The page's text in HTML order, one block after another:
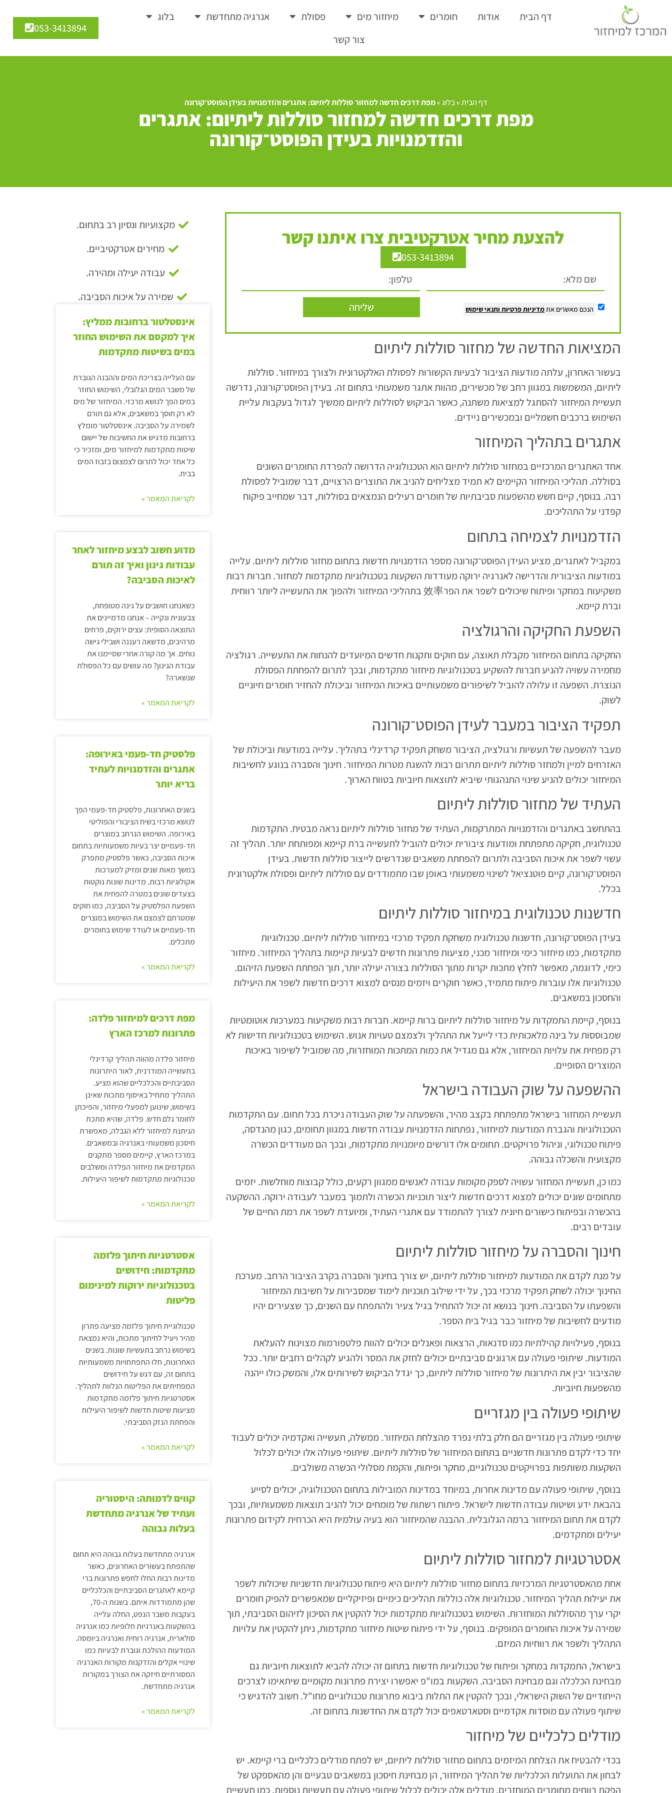
דף הבית אודות חומרים מיחזור מים פסולת אנרגיה מתחדשת
בלוג
צור קשר
053-3413894
דף הבית»בלוג»מפת דרכים חדשה למחזור סוללות ליתיום: אתגרים והזדמנויות בעידן הפוסט־קורונה
מפת דרכים חדשה למחזור סוללות ליתיום: אתגרים
והזדמנויות בעידן הפוסט־קורונה
להצעת מחיר אטרקטיבית צרו איתנו קשר
053-3413894
הנכם מאשרים אתמדיניות פרטיות ותנאי שימוש שליחה
המציאות החדשה של מחזור סוללות ליתיום
בעשור האחרון, עלתה מודעות הציבור לבעיות הקשורות לפסולת האלקטרונית ולצורך במיחזור. סוללות
ליתיום, המשמשות במגוון רחב של מכשירים, מהוות אתגר משמעותי בתחום זה. בעידן הפוסט־קורונה, נדרשה
תעשיית המיחזור להסתגל למציאות משתנה, כאשר הביקוש לסוללות ליתיום ממשיך לגדול בעקבות עליית
השימוש ברכבים חשמליים ובמכשירים ניידים.
אתגרים בתהליך המיחזור
אחד האתגרים המרכזיים במחזור סוללות ליתיום הוא הטכנולוגיה הדרושה להפרדת החומרים השונים
בסוללה. תהליכי המיחזור הקיימים לא תמיד מצליחים להניב את התוצרים הרצויים, דבר שמוביל לפסולת
רבה. בנוסף, קיים חשש מהשפעות סביבתיות של חומרים רעילים הנמצאים בסוללות, דבר שמחייב פיקוח
קפדני על התהליכים.
הזדמנויות לצמיחה בתחום
במקביל לאתגרים, מציע העידן הפוסט־קורונה מספר הזדמנויות חדשות בתחום מחזור סוללות ליתיום. עלייה
במודעות הציבורית והדרישה לאנרגיה ירוקה מעודדות השקעות בטכנולוגיות מתקדמות למחזור. חברות רבות
משקיעות במחקר ופיתוח שיכולים לשפר את הפר效率 בתהליכי המיחזור ולהפוך את התעשייה ליותר רווחית
וברת קיימא.
השפעת החקיקה והרגולציה
החקיקה בתחום המיחזור מקבלת תאוצה, עם חוקים ותקנות חדשים המיועדים להנחות את התעשייה. רגולציה
מחמירה עשויה להניע חברות להשקיע בטכנולוגיות מיחזור מתקדמות, ובכך לתרום להפחתת הפסולת
הנוצרת. השפעה זו עלולה להוביל לשיפורים משמעותיים באיכות המיחזור וביכולת להחזיר חומרים חיוניים
לשוק.
תפקיד הציבור במעבר לעידן הפוסט־קורונה
מעבר להשפעה של תעשיות ורגולציה, הציבור משחק תפקיד קרדינלי בתהליך. עלייה במודעות וביכולת של
האזרחים למיין ולמחזר סוללות ליתיום תתרום רבות להשגת מטרות המיחזור. חינוך והסברה בנוגע לחשיבות
המיחזור יכולים להניע שינוי התנהגותי שיביא לתוצאות חיוביות בטווח הארוך.
העתיד של מחזור סוללות ליתיום
בהתחשב באתגרים והזדמנויות המתרקמות, העתיד של מחזור סוללות ליתיום נראה מבטיח. התקדמות
טכנולוגית, חקיקה מתפתחת ומודעות ציבורית יכולים להוביל לתעשייה ברת קיימא ומפותחת יותר. תהליך זה
עשוי לשפר את איכות הסביבה ולתרום להפחתת משאבים שנדרשים לייצור סוללות חדשות. בעידן
הפוסט־קורונה, קיים פוטנציאל לשינוי משמעותי באופן שבו מתמודדים עם סוללות ליתיום ופסולת אלקטרונית
בכלל.
חדשנות טכנולוגית במיחזור סוללות ליתיום
בעידן הפוסט־קורונה, חדשנות טכנולוגית משחקת תפקיד מרכזי במיחזור סוללות ליתיום. טכנולוגיות
מתקדמות, כמו מיחזור כימי ומיחזור מכני, מציעות פתרונות חדשים לבעיות קיימות בתהליך המיחזור. מיחזור
כימי, לדוגמה, מאפשר לחלץ מתכות יקרות מתוך הסוללות בצורה יעילה יותר, תוך הפחתת השפעת הזיהום.
טכנולוגיות אלו עוברות פיתוח מתמיד, כאשר חוקרים ויזמים מנסים למצוא דרכים חדשות לשפר את היעילות
והחסכון במשאבים.
בנוסף, קיימת התמקדות על מיחזור סוללות ליתיום ברות קיימא. חברות רבות משקיעות במערכות אוטומטיות
שמבוססות על בינה מלאכותית כדי לייעל את התהליך ולצמצם טעויות אנוש. השימוש בטכנולוגיות חדישות לא
רק מפחית את עלויות המיחזור, אלא גם מגדיל את כמות המתכות המוחזרות, מה שמוביל לשיפור באיכות
המוצרים הסופיים.
ההשפעה על שוק העבודה בישראל
תעשיית המחזור בישראל מתפתחת בקצב מהיר, והשפעתה על שוק העבודה ניכרת בכל תחום. עם התקדמות
הטכנולוגיות והגברת המודעות למיחזור, נפתחות הזדמנויות עבודה חדשות במגוון תחומים, כגון מהנדסה,
פיתוח טכנולוגי, וניהול פרויקטים. תחומים אלו דורשים מיומנויות מתקדמות, ובכך הם מעודדים הכשרה
מקצועית והשכלה גבוהה.
כמו כן, תעשיית המחזור עשויה לספק מקומות עבודה לאנשים ממגוון רקעים, כולל קבוצות מוחלשות. יזמים
מתחומים שונים יכולים למצוא דרכים חדשות ליצור תוכניות הכשרה ולתמוך במעבר לעבודה ירוקה. ההשקעה
בהכשרה ובפיתוח כישורים חיונית לצורך להתמודד עם אתגרי העתיד, ומיועדת לשפר את רמת החיים של
עובדים רבים.
חינוך והסברה על מיחזור סוללות ליתיום
על מנת לקדם את המודעות למיחזור סוללות ליתיום, יש צורך בחינוך והסברה בקרב הציבור הרחב. מערכת
החינוך יכולה לשחק תפקיד מרכזי בכך, על ידי שילוב תוכניות לימוד שמסבירות על חשיבות המיחזור
והשפעתו על הסביבה. חינוך בנושא זה יכול להתחיל בגיל צעיר ולהתפתח עם השנים, כך שצעירים יהיו
מודעים לחשיבות של מיחזור כבר בגיל בית הספר.
בנוסף, פעילויות קהילתיות כמו סדנאות, הרצאות ופאנלים יכולים להוות פלטפורמות מצוינות להעלאת
המודעות. שיתופי פעולה עם ארגונים סביבתיים יכולים לחזק את המסר ולהגיע לקהלים רחבים יותר. ככל
שהציבור יבין את היתרונות של מיחזור סוללות ליתיום, כך יגדל הביקוש לשירותים אלו, והמשק כולו ייהנה
מהשפעות חיוביות.
שיתופי פעולה בין מגזריים
שיתופי פעולה בין מגזריים הם חלק בלתי נפרד מהצלחת המיחזור. ממשלה, תעשייה ואקדמיה יכולים לעבוד
יחד כדי לקדם פתרונות חדשניים בתחום המיחזור של סוללות ליתיום. שיתופי פעולה אלו יכולים לכלול
השקעות משותפות בפרויקטים טכנולוגיים, מחקר ופיתוח, והקמת מסלולי הכשרה משולבים.
בנוסף, שיתופי פעולה עם מדינות אחרות, במיוחד במדינות המובילות בתחום הטכנולוגיה, יכולים לסייע
בהבאת ידע ושיטות עבודה חדשות לישראל. פיתוח רשתות של מומחים יכול להניב תוצאות משמעותיות, ובכך
לקדם את תחום המיחזור ברמה הגלובלית. ההבנה שהמיחזור הוא בעיה עולמית היא הכרחית לקידום פתרונות
יעילים ומתקדמים.
אסטרטגיות למחזור סוללות ליתיום
אחת מהאסטרטגיות המרכזיות בתחום מחזור סוללות ליתיום היא פיתוח טכנולוגיות חדשניות שיכולות לשפר
את יעילות תהליך המיחזור. טכנולוגיות אלה כוללות תהליכים כימיים ופיזיקליים שמאפשרים להפיק חומרים
יקרי ערך מהסוללות המוחזרות. השימוש בטכנולוגיות מתקדמות יכול להקטין את הסיכון לזיהום הסביבתי, תוך
שמירה על איכות החומרים המופקים. בנוסף, על ידי פיתוח שיטות מיחזור מתקדמות, ניתן להקטין את עלויות
התהליך ולשפר את רווחיות המיזם.
בישראל, התמקדות במחקר ופיתוח של טכנולוגיות חדשות בתחום זה יכולה להביא לתוצאות חיוביות גם
מבחינת הכלכלה וגם מבחינת הסביבה. השקעות במו"פ יאפשרו יצירת פתרונות מקומיים שיתאימו לצרכים
הייחודיים של השוק הישראלי, ובכך להקטין את התלות ביבוא פתרונות טכנולוגיים מחו"ל. חשוב להדגיש כי
שיתוף פעולה עם מוסדות אקדמיים וסטארטאפים יכול לקדם את החדשנות בתחום זה.
מודלים כלכליים של מיחזור
בכדי להבטיח את הצלחת המיזמים בתחום מחזור סוללות ליתיום, יש לפתח מודלים כלכליים ברי קיימא. יש
לבחון את התועלות הכלכליות של תהליך המיחזור, הן מבחינת חיסכון במשאבים טבעיים והן מהאספקט של
הפקת רווחים מחומרים המוחזרים. מודלים אלה יכולים לכלול שיתופי פעולה עם תעשיות נוספות, כמו תעשיית
מקצועיות ונסיון רב בתחום.
מחירים אטרקטיביים.
עבודה יעילה ומהירה.
שמירה על איכות הסביבה.
אינסטלטור ברחובות ממליץ:
איך למקסם את השימוש החוזר
במים בשיטות מתקדמות
עם העלייה בצריכת המים וההבנה הגוברת
של משבר המים הגלובלי, השימוש החוזר
במים הפך לנושא מרכזי. המיחזור של מים
לא רק חוסך במשאבים, אלא גם תורם
לשמירה על הסביבה. אינסטלטור מומלץ
ברחובות מדגיש את החשיבות של יישום
שיטות מתקדמות למיחזור מים, ומזכיר כי
כל אחד יכול לתרום לצמצום בזבוז המים
בבית.
לקריאת המאמר »
מדוע חשוב לבצע מיחזור לאחר
עבודות גינון ואיך זה תורם
לאיכות הסביבה?
כשאנחנו חושבים על גינה מטופחת,
צבעונית ונקייה – אנחנו מדמיינים את
התוצאה הסופית: עצים ירוקים, פרחים
מרהיבים, מדשאה רעננה ושבילי גישה
נוחים. אך מה קורה אחרי שסיימנו את
עבודת הגינון? מה עושים עם כל הפסולת
שנשארה?
לקריאת המאמר »
פלסטיק חד-פעמי באירופה:
אתגרים והזדמנויות לעתיד
בריא יותר
בשנים האחרונות, פלסטיק חד-פעמי הפך
לנושא מרכזי בשיח הציבורי והפוליטי
באירופה. השימוש הנרחב במוצרים
חד-פעמיים יצר בעיות משמעותיות בתחום
איכות הסביבה, כאשר פלסטיק מתפרק
במשך מאות שנים ומזיק למערכות
אקולוגיות רבות. מדינות שונות נוקטות
בצעדים שונים במטרה להפחית את
השפעת הפלסטיק על הסביבה, כמו חוקים
שמטרתם לצמצם את השימוש במוצרים
חד-פעמיים או לעודד שימוש בחומרים
מתכלים.
לקריאת המאמר »
מפת דרכים למיחזור פלדה:
פתרונות למרכז הארץ
מיחזור פלדה מהווה תהליך קרדינלי
בתעשייה המודרנית, לאור היתרונות
הסביבתיים והכלכליים שהוא מציע.
התהליך מתחיל באיסוף מתכות שאינן
בשימוש, שינוען למפעלי מיחזור, והפיכתן
לחומר גלם חדש. פלדה, שהיא מתכת
הניתנת למיחזור ללא הגבלה, מאפשרת
חיסכון משמעותי באנרגיה ובמשאבים.
במרכז הארץ, קיימים מספר מתקנים
המקדמים את מיחזור הפלדה ומשלבים
טכנולוגיות מתקדמות לשיפור היעילות.
לקריאת המאמר »
אסטרטגיות חיתוך פלזמה
מתקדמות: חידושים
בטכנולוגיות ירוקות למינימום
פליטות
טכנולוגיית חיתוך פלזמה מציעה פתרון
מהיר ויעיל לחיתוך מתכות, והיא נמצאת
בשימוש נרחב בתעשיות שונות. בשנים
האחרונות, חלו התפתחויות משמעותיות
בתחום זה, עם דגש על חידושים
המפחיתים את הפליטות הנלוות לתהליך.
אסטרטגיות חיתוך פלזמה מתקדמות
מציעות שיטות חדשות לשיפור היעילות
והפחתת הנזק הסביבתי.
לקריאת המאמר »
קווים לדמותה: היסטוריה
ועתיד של אנרגיה מתחדשת
בעלות גבוהה
אנרגיה מתחדשת בעלות גבוהה היא תחום
שהתפתח בעשורים האחרונים, כאשר
מדינות רבות החלו לחפש פתרונות ברי
קיימא לאתגרים הסביבתיים והכלכליים
שהן מתמודדות איתם. בשנות ה-70,
בעקבות משבר הנפט, החלה עלייה
בהשקעות באנרגיות חלופיות כמו אנרגיה
סולארית, אנרגיה רוחית ואנרגיה ביומסה.
המודעות ההולכת וגוברת לבעיות כמו
שינויי אקלים והזדקנות מקורות האנרגיה
המסורתיים חיזקה את הצורך במקורות
אנרגיה מתחדשת.
לקריאת המאמר »